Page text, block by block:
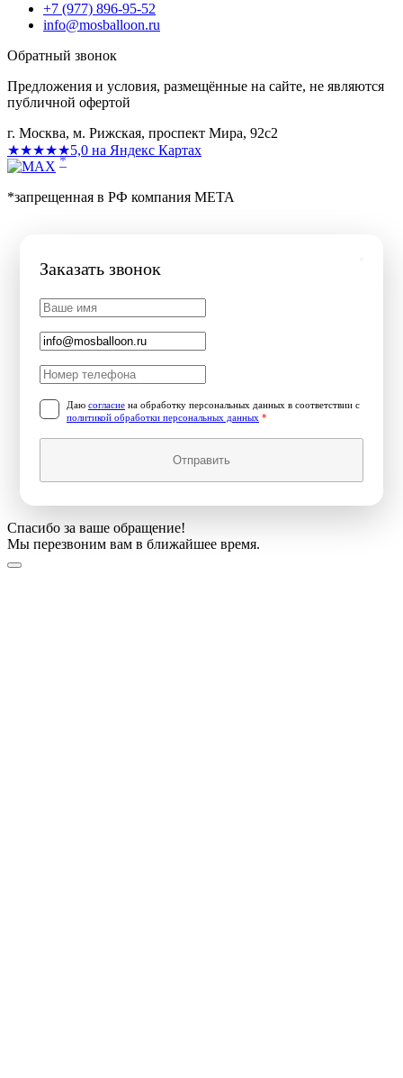
+7 (977) 896-95-52
info@mosballoon.ru
Обратный звонок
Предложения и условия, размещённые на сайте, не являются
публичной офертой
г. Москва, м. Рижская, проспект Мира, 92с2
★★★★★5,0 на Яндекс Картах
*
*запрещенная в РФ компания МЕТА
Заказать звонок
Даю согласие на обработку персональных данных в соответствии с
политикой обработки персональных данных *
Отправить
Спасибо за ваше обращение!
Мы перезвоним вам в ближайшее время.